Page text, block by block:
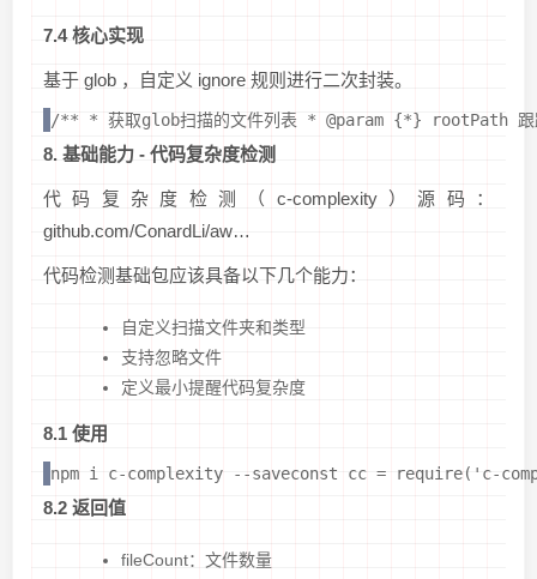
7.4 核心实现
基于 glob ，自定义 ignore 规则进行二次封装。
/** * 获取glob扫描的文件列表 * @param {*}
8. 基础能力 - 代码复杂度检测
代码复杂度检测（c-complexity）源码：
github.com/ConardLi/aw…
代码检测基础包应该具备以下几个能力：
自定义扫描文件夹和类型
支持忽略文件
定义最小提醒代码复杂度
8.1 使用
npm i c-complexity --saveconst cc = require('c-
8.2 返回值
fileCount：文件数量